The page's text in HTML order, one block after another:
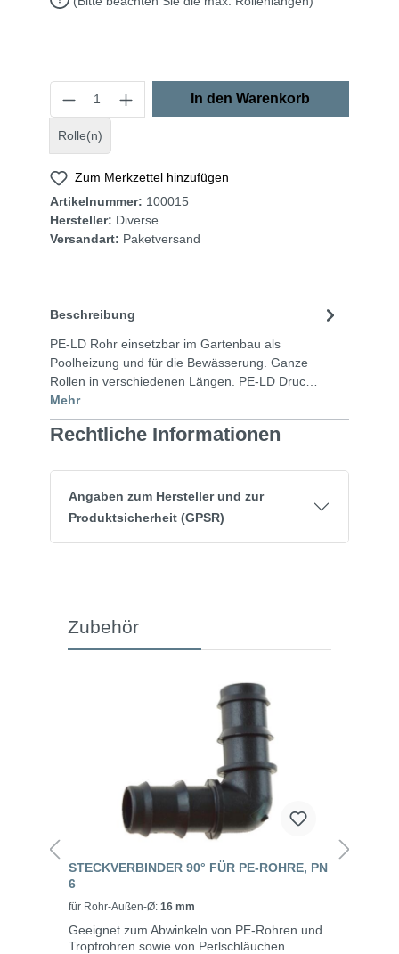
Rolle(n)
In den Warenkorb
Zum Merkzettel hinzufügen
Artikelnummer: 100015
Hersteller: Diverse
Versandart: Paketversand
Beschreibung
PE-LD Rohr einsetzbar im Gartenbau als
Poolheizung und für die Bewässerung. Ganze
Rollen in verschiedenen Längen. PE-LD Druc…
Mehr
Rechtliche Informationen
Angaben zum Hersteller und zur
Produktsicherheit (GPSR)
Zubehör
STECKVERBINDER 90° FÜR PE-ROHRE, PN
6
für Rohr-Außen-Ø: 16 mm
Geeignet zum Abwinkeln von PE-Rohren und
Tropfrohren sowie von Perlschläuchen.